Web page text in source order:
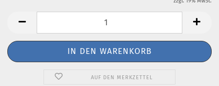
AUF DEN MERKZETTEL